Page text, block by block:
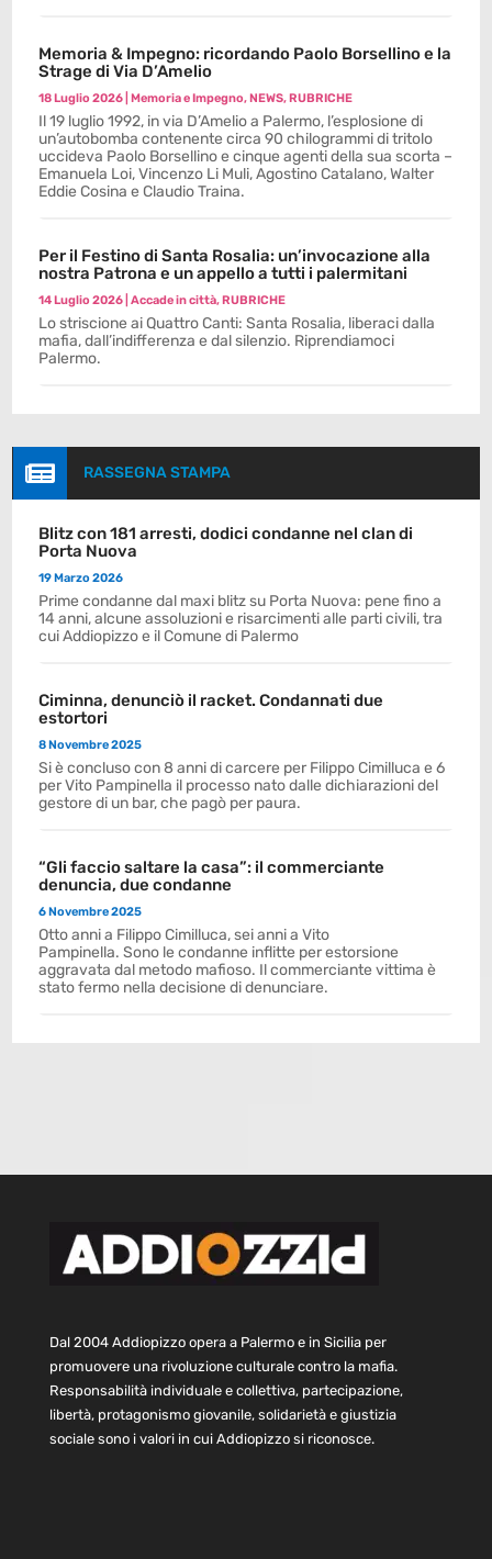
Memoria & Impegno: ricordando Paolo Borsellino e la
Strage di Via D’Amelio
18 Luglio 2026 |Memoria e Impegno,NEWS,RUBRICHE
Il 19 luglio 1992, in via D’Amelio a Palermo, l’esplosione di
un’autobomba contenente circa 90 chilogrammi di tritolo
uccideva Paolo Borsellino e cinque agenti della sua scorta –
Emanuela Loi, Vincenzo Li Muli, Agostino Catalano, Walter
Eddie Cosina e Claudio Traina.
Per il Festino di Santa Rosalia: un’invocazione alla
nostra Patrona e un appello a tutti i palermitani
14 Luglio 2026 |Accade in città,RUBRICHE
Lo striscione ai Quattro Canti: Santa Rosalia, liberaci dalla
mafia, dall’indifferenza e dal silenzio. Riprendiamoci
Palermo.
 RASSEGNA STAMPA
Blitz con 181 arresti, dodici condanne nel clan di
Porta Nuova
19 Marzo 2026
Prime condanne dal maxi blitz su Porta Nuova: pene fino a
14 anni, alcune assoluzioni e risarcimenti alle parti civili, tra
cui Addiopizzo e il Comune di Palermo
Ciminna, denunciò il racket. Condannati due
estortori
8 Novembre 2025
Si è concluso con 8 anni di carcere per Filippo Cimilluca e 6
per Vito Pampinella il processo nato dalle dichiarazioni del
gestore di un bar, che pagò per paura.
“Gli faccio saltare la casa”: il commerciante
denuncia, due condanne
6 Novembre 2025
Otto anni a Filippo Cimilluca, sei anni a Vito
Pampinella. Sono le condanne inflitte per estorsione
aggravata dal metodo mafioso. Il commerciante vittima è
stato fermo nella decisione di denunciare.
Dal 2004 Addiopizzo opera a Palermo e in Sicilia per
promuovere una rivoluzione culturale contro la mafia.
Responsabilità individuale e collettiva, partecipazione,
libertà, protagonismo giovanile, solidarietà e giustizia
sociale sono i valori in cui Addiopizzo si riconosce.